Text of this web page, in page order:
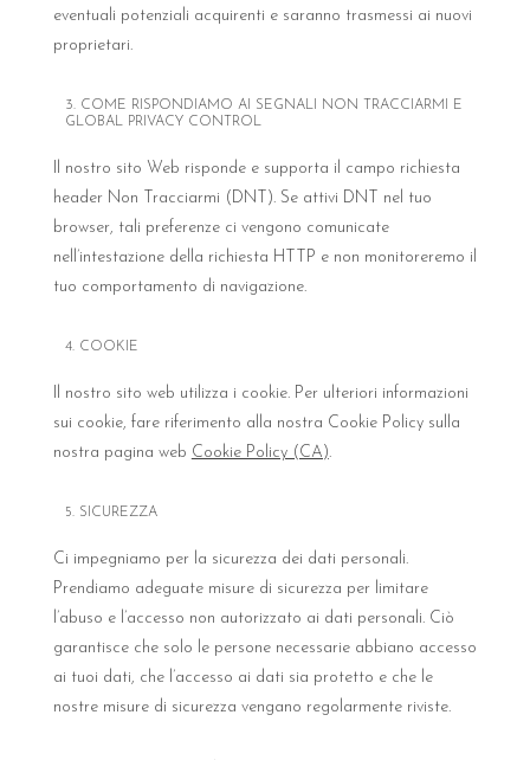
eventuali potenziali acquirenti e saranno trasmessi ai nuovi
proprietari.
3. COME RISPONDIAMO AI SEGNALI NON TRACCIARMI E
GLOBAL PRIVACY CONTROL
Il nostro sito Web risponde e supporta il campo richiesta
header Non Tracciarmi (DNT). Se attivi DNT nel tuo
browser, tali preferenze ci vengono comunicate
nell’intestazione della richiesta HTTP e non monitoreremo il
tuo comportamento di navigazione.
4. COOKIE
Il nostro sito web utilizza i cookie. Per ulteriori informazioni
sui cookie, fare riferimento alla nostra Cookie Policy sulla
nostra pagina web Cookie Policy (CA).
5. SICUREZZA
Ci impegniamo per la sicurezza dei dati personali.
Prendiamo adeguate misure di sicurezza per limitare
l’abuso e l’accesso non autorizzato ai dati personali. Ciò
garantisce che solo le persone necessarie abbiano accesso
ai tuoi dati, che l’accesso ai dati sia protetto e che le
nostre misure di sicurezza vengano regolarmente riviste.